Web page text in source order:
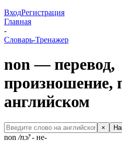
ВходРегистрация
Главная
-
Словарь-Тренажер
non — перевод,
произношение,
английском
×
non /nɔ̃/- не-